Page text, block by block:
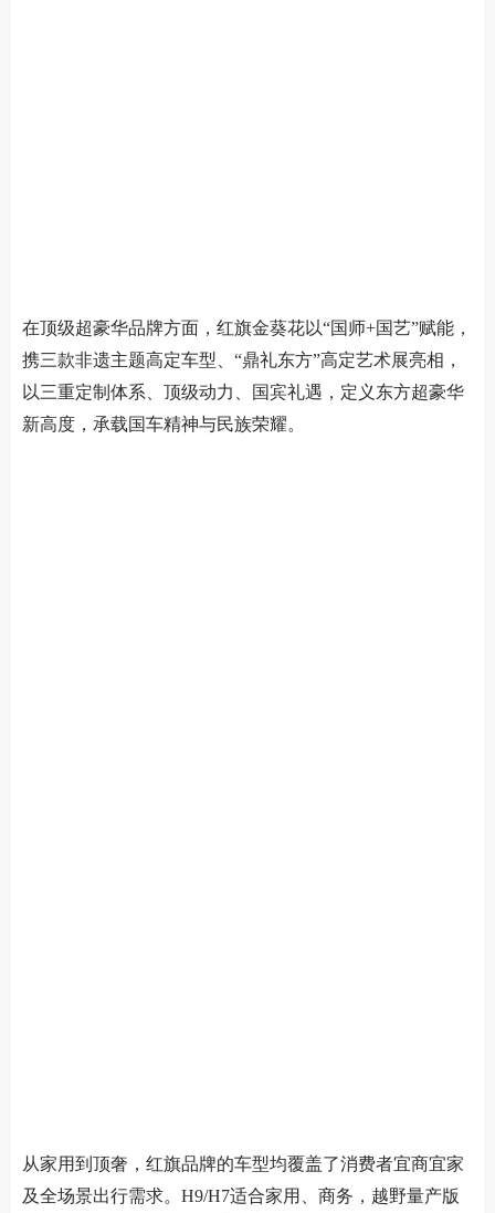
在顶级超豪华品牌方面，红旗金葵花以“国师+国艺”赋能，
携三款非遗主题高定车型、“鼎礼东方”高定艺术展亮相，
以三重定制体系、顶级动力、国宾礼遇，定义东方超豪华
新高度，承载国车精神与民族荣耀。
从家用到顶奢，红旗品牌的车型均覆盖了消费者宜商宜家
及全场景出行需求。H9/H7适合家用、商务，越野量产版